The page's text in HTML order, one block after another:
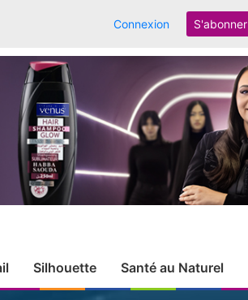
Connexion S'abonner
Silhouette Santé au Naturel